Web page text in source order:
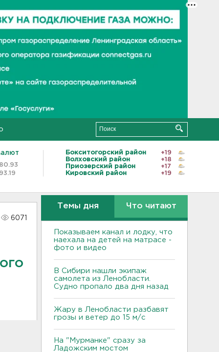
80.93
93.19
Бокситогорский район
+19
Волховский район
+18
Приозерский район
+17
Кировский район
+19
6071
Темы дня Что читают
Показываем канал и лодку, что
наехала на детей на матрасе -
фото и видео
В Сибири нашли экипаж
самолета из Ленобласти.
Судно пропало два дня назад
Жару в Ленобласти разбавят
грозы и ветер до 15 м/с
На "Мурманке" сразу за
Ладожским мостом